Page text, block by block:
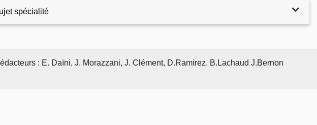
spécialité
: E. Daïni, J. Morazzani, J. Clément, D.Ramirez. B.Lachaud J.Bernon